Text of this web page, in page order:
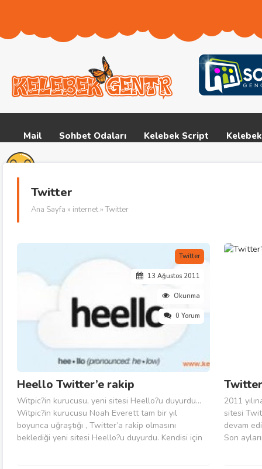
Mail Sohbet Odaları Kelebek Script
Twitter
Ana Sayfa » internet » Twitter
Twitter
13 Ağustos 2011
Okunma
0 Yorum
Heello Twitter’e rakip
Witpic?in kurucusu, yeni sitesi Heello?u duyurdu…
Witpic?in kurucusu Noah Everett tam bir yıl
boyunca uğraştığı , Twitter’a rakip olmasını
beklediği yeni sitesi Heello?u duyurdu. Kendisi için
2011
sitesi
devam
Son